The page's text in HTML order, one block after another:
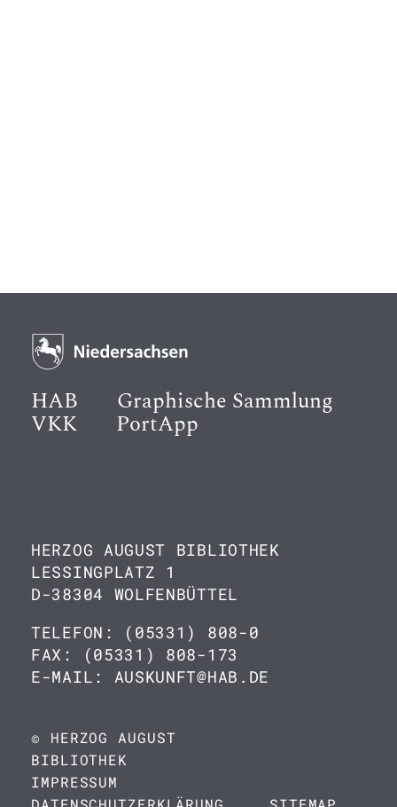
HAB Graphische Sammlung
VKK PortApp
HERZOG AUGUST BIBLIOTHEK
LESSINGPLATZ 1
D-38304 WOLFENBÜTTEL
TELEFON: (05331) 808-0
FAX: (05331) 808-173
E-MAIL: AUSKUNFT@HAB.DE
© HERZOG AUGUST
BIBLIOTHEK
IMPRESSUM